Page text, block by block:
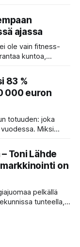
ajassa
ole vain fitness-
kuntoa,
laskee
pitkällä
83 %
000 euron
totuuden: joka
Miksi
Anna Perhon
Lue 4 askelta,
ja otat itsen
Toni Lähde
on
pelkällä
tunteella,